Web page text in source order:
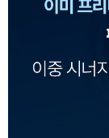
페이코